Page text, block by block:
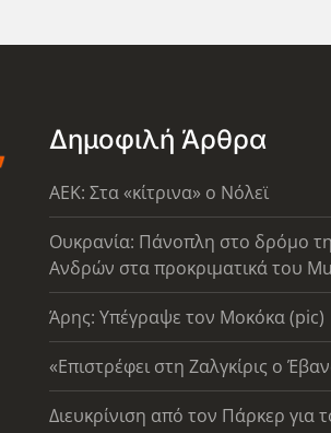
Δημοφιλή Άρθρα
AEK: Στα «κίτρινα» ο Νόλεϊ
Ουκρανία: Πάνοπλη στο δρόμο
Ανδρών στα προκριματικά του
Άρης: Υπέγραψε τον Μοκόκα (pic)
«Επιστρέφει στη Ζαλγκίρις ο
Διευκρίνιση από τον Πάρκερ για